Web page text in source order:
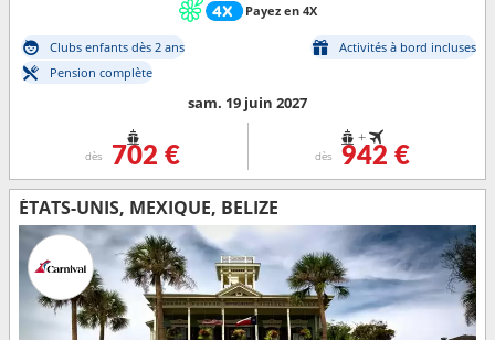
Payez en 4X
Clubs enfants dès 2 ans
Activités à bord incluses
Pension complète
sam. 19 juin 2027
dès 702 €
+
dès 942 €
ÉTATS-UNIS, MEXIQUE, BELIZE